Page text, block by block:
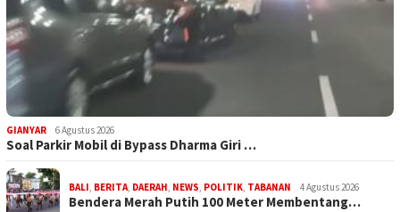
GIANYAR 6 Agustus 2026
Soal Parkir Mobil di Bypass Dharma Giri …
BALI, BERITA, DAERAH, NEWS, POLITIK, TABANAN 4 Agustus 2026
Bendera Merah Putih 100 Meter Membentang…